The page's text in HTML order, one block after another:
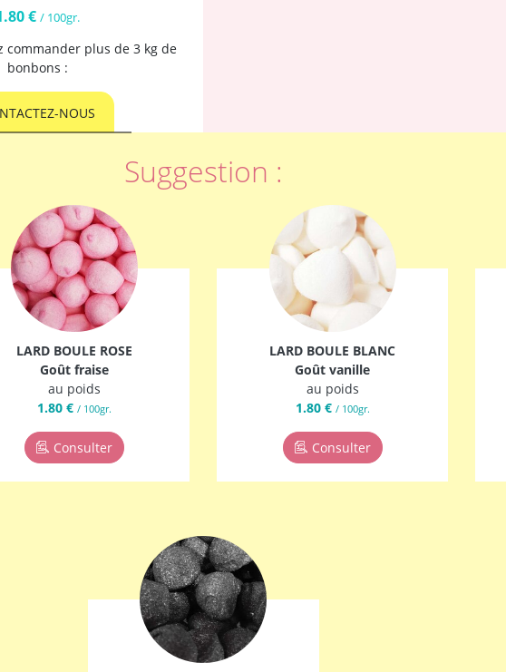
€ / 100gr.
commander plus de 3 kg de
bonbons :
NOUS
Suggestion :
LARD BOULE ROSE
Goût fraise
au poids
1.80 € / 100gr.
Consulter
LARD BOULE BLANC
Goût vanille
au poids
1.80 € / 100gr.
Consulter